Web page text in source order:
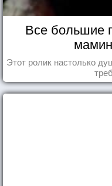
Все большие
Этот ролик настолько